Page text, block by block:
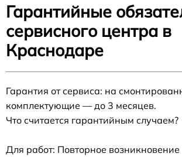
Гарантийные
сервисного центра в
Краснодаре
Гарантия от сервиса: на
комплектующие — до 3 месяцев.
Что считается гарантийным случаем?
Для работ: Повторное